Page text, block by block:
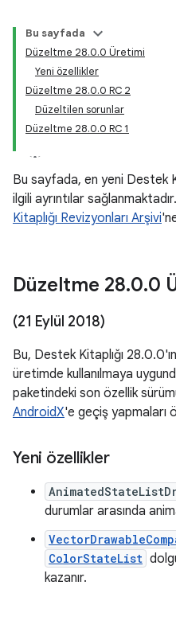
Bu sayfada
Düzeltme 28.0.0 Üretimi
Yeni özellikler
Düzeltme 28.0.0 RC 2
Düzeltilen sorunlar
Düzeltme 28.0.0 RC 1
Bu sayfada, en yeni Destek
ilgili ayrıntılar
Kitaplığı Revizyonları Arşivi
Düzeltme 28.0.0
(21 Eylül 2018)
Bu, Destek Kitaplığı
üretimde kullanılmaya
paketindeki son özellik
AndroidX'e geçiş yapmaları
Yeni özellikler
durumlar arasında
ColorStateList
kazanır.